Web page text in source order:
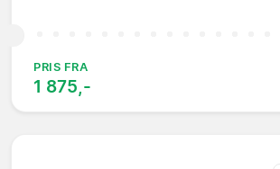
PRIS FRA
1 875,-